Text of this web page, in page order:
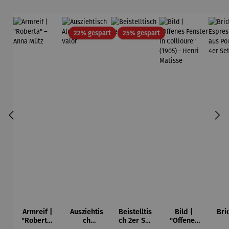
Armreif |
"Roberta"
22% gespartRabatt
Ausziehtis
ch
25% gespartRabatt
Beistelltis
ch 2er Set
Bild |
"Offenes